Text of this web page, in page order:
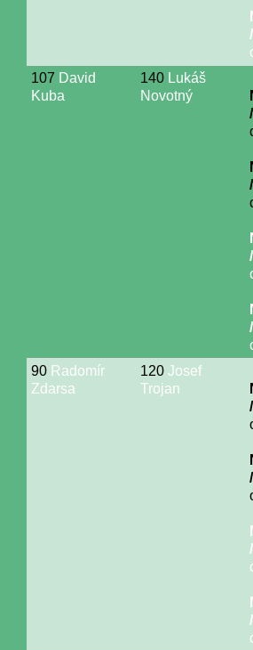
107 David
Kuba
140 Lukáš
Novotný
90 Radomír
Zdarsa
120 Josef
Trojan